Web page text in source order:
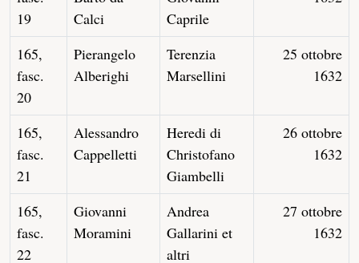
19
Calci
Caprile
165,
fasc.
20
Pierangelo
Alberighi
Terenzia
Marsellini
25 ottobre
1632
165,
fasc.
21
Alessandro
Cappelletti
Heredi di
Christofano
Giambelli
26 ottobre
1632
165,
fasc.
22
Giovanni
Moramini
Andrea
Gallarini et
altri
27 ottobre
1632